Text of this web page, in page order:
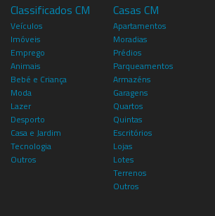
Classificados CM
Veículos
Imóveis
Emprego
Animais
Bebé e Criança
Moda
Lazer
Desporto
Casa e Jardim
Tecnologia
Outros
Casas CM
Apartamentos
Moradias
Prédios
Parqueamentos
Armazéns
Garagens
Quartos
Quintas
Escritórios
Lojas
Lotes
Terrenos
Outros